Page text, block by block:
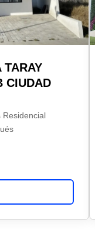
TARAY
CIUDAD
Residencial